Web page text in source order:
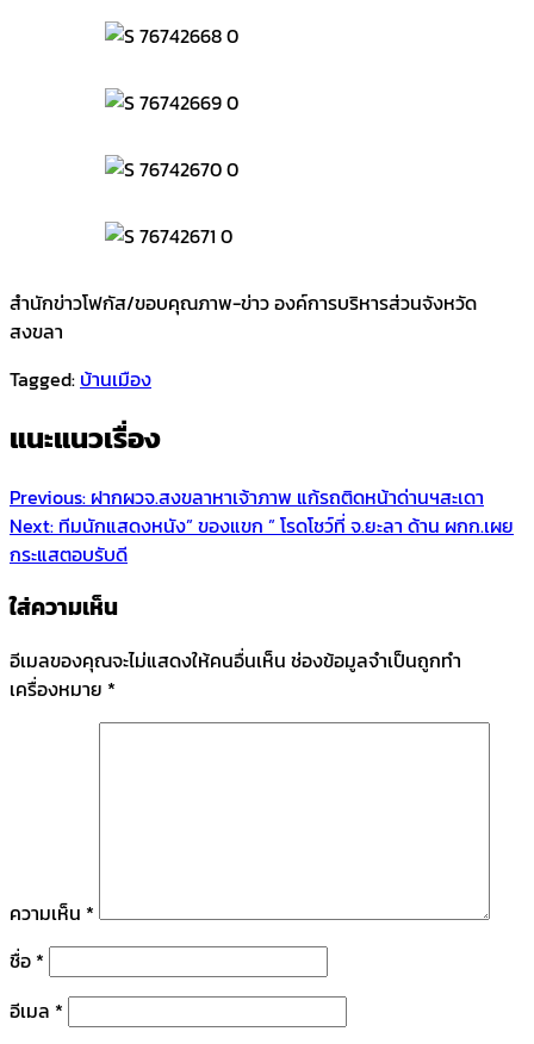
สำนักข่าวโฟกัส/ขอบคุณภาพ-ข่าว องค์การบริหารส่วนจังหวัด
สงขลา
Tagged: บ้านเมือง
แนะแนวเรื่อง
Previous: ฝากผวจ.สงขลาหาเจ้าภาพ แก้รถติดหน้าด่านฯสะเดา
Next: ทีมนักแสดงหนัง” ของแขก ” โรดโชว์ที่ จ.ยะลา ด้าน ผกก.เผย
กระแสตอบรับดี
ใส่ความเห็น
อีเมลของคุณจะไม่แสดงให้คนอื่นเห็น ช่องข้อมูลจำเป็นถูกทำ
เครื่องหมาย *
ความเห็น *
ชื่อ *
อีเมล *